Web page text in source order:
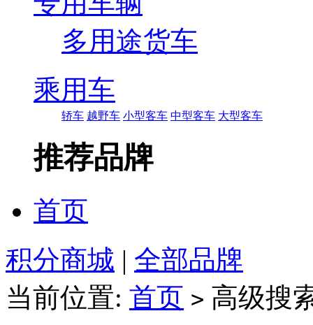
多用途货车
乘用车
轿车 越野车 小型客车 中型客车 大型客车
推荐品牌
首页
积分商城 | 全部品牌
当前位置: 首页 > 高级搜